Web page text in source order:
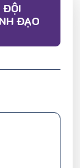
ĐỘI
ĐẠO